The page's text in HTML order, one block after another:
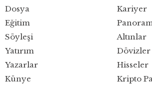
Dosya
Eğitim
Kariyer
Söyleşi
Yatırım
Yazarlar
Künye
Altınlar
Dövizler
Hisseler
Kripto